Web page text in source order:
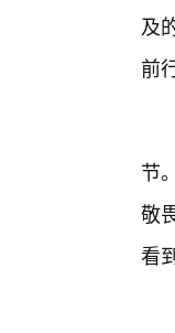
及
前
节
敬
看